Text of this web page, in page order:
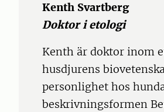
Kenth Svartberg
Doktor i etologi
Kenth är doktor inom
husdjurens
personlighet hos
beskrivningsformen